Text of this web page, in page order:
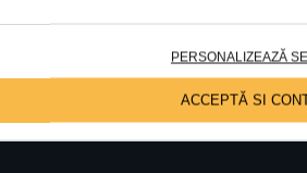
PERSONALIZEAZĂ
ACCEPTĂ SI